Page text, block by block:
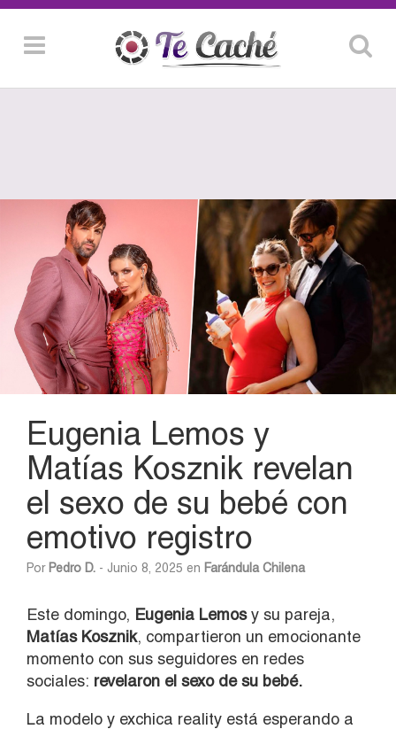
Eugenia Lemos y
Matías Kosznik revelan
el sexo de su bebé con
emotivo registro
Por Pedro D. - Junio 8, 2025 en Farándula Chilena
Este domingo, Eugenia Lemosy su pareja,
Matías Kosznik, compartieron un emocionante
momento con sus seguidores en redes
sociales: revelaron el sexo de su bebé.
La modelo y exchica reality está esperando a